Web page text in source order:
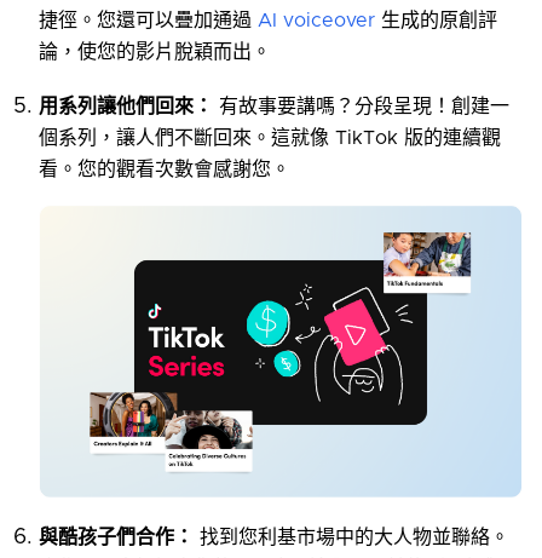
捷徑。您還可以疊加通過 AI voiceover 生成的原創評
論，使您的影片脫穎而出。
用系列讓他們回來：
有故事要講嗎？分段呈現！創建一
個系列，讓人們不斷回來。這就像 TikTok 版的連續觀
看。您的觀看次數會感謝您。
與酷孩子們合作：
找到您利基市場中的大人物並聯絡。